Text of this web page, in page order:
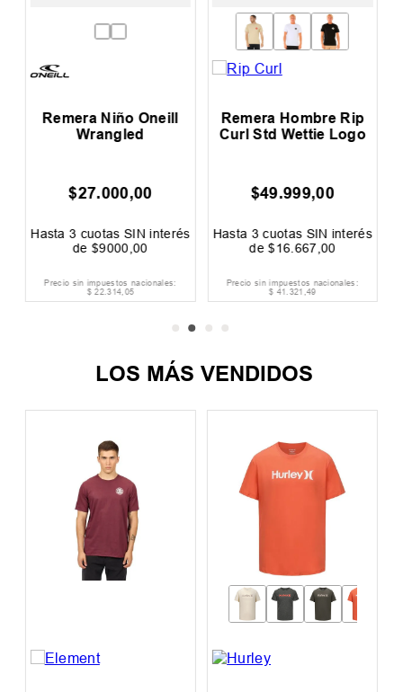
Remera Niño Oneill
Wrangled
$27.000,00
Hasta 3 cuotas SIN interés
de $9000 00
Precio sin impuestos nacionales:
$ 22.314,05
Remera Hombre Rip
Curl Std Wettie Logo
$49.999,00
Hasta 3 cuotas SIN interés
de$16 667 00
Precio sin impuestos nacionales:
$ 41.321,49
LOS MÁS VENDIDOS